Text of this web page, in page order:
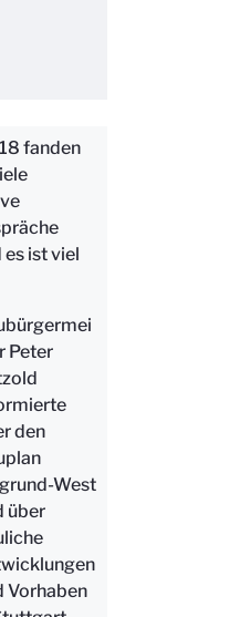
fanden
ist viel
Peter
den
West
über
Vorhaben